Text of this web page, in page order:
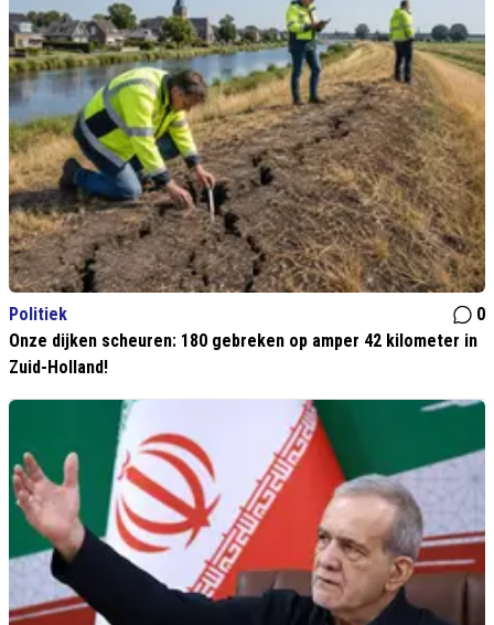
Politiek
0
Onze dijken scheuren: 180 gebreken op amper 42 kilometer in
Zuid-Holland!